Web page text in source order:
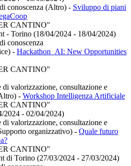
conoscenza (Altro) - Sviluppo di piani
CANTINO"
- Torino (18/04/2024 - 18/04/2024)
conoscenza
- Hackathon_AI: New Opportunities
CANTINO"
valorizzazione, consultazione e
- Workshop Intelligenza Artificiale
CANTINO"
2024 - 02/04/2024)
valorizzazione, consultazione e
organizzativo) - Quale futuro
CANTINO"
di Torino (27/03/2024 - 27/03/2024)